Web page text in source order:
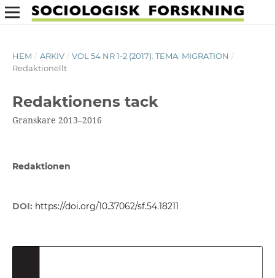
HEM / ARKIV / VOL 54 NR 1-2 (2017): TEMA: MIGRATION /
Redaktionellt
Redaktionens tack
Granskare 2013–2016
Redaktionen
DOI: https://doi.org/10.37062/sf.54.18211